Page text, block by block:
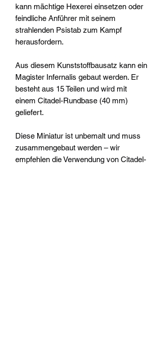
kann mächtige Hexerei einsetzen oder
feindliche Anführer mit seinem
strahlenden Psistab zum Kampf
herausfordern.
Aus diesem Kunststoffbausatz kann ein
Magister Infernalis gebaut werden. Er
besteht aus 15 Teilen und wird mit
einem Citadel-Rundbase (40 mm)
geliefert.
Diese Miniatur ist unbemalt und muss
zusammengebaut werden – wir
empfehlen die Verwendung von Citadel-